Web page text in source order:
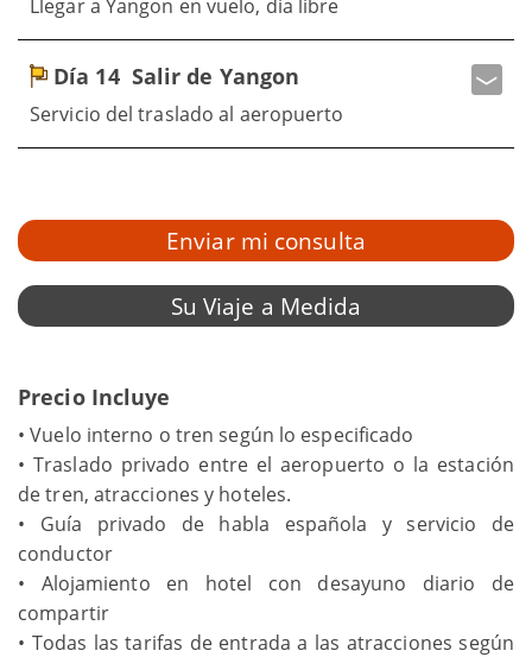
Llegar a Yangon en vuelo, día libre
Día 14 Salir de Yangon
Servicio del traslado al aeropuerto
Enviar mi consulta
Su Viaje a Medida
Precio Incluye
• Vuelo interno o tren según lo especificado
• Traslado privado entre el aeropuerto o la estación
de tren, atracciones y hoteles.
• Guía privado de habla española y servicio de
conductor
• Alojamiento en hotel con desayuno diario de
compartir
• Todas las tarifas de entrada a las atracciones según